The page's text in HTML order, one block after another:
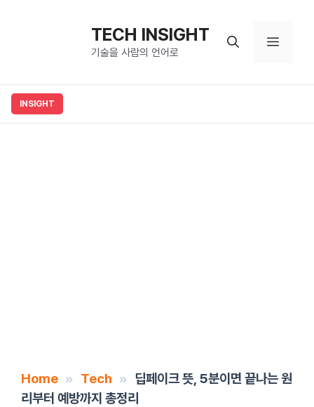
TECH INSIGHT
기술을 사람의 언어로
메
뉴
Home » Tech » 딥페이크 뜻, 5분이면 끝나는 원
리부터 예방까지 총정리